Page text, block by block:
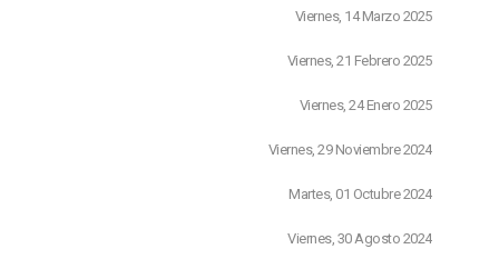
Viernes, 14 Marzo 2025
Viernes, 21 Febrero 2025
Viernes, 24 Enero 2025
Viernes, 29 Noviembre 2024
Martes, 01 Octubre 2024
Viernes, 30 Agosto 2024